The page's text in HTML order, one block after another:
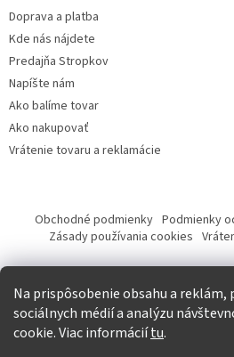
Na prispôsobenie obsahu a
sociálnych médií a analýzu
cookie. Viac informáciítu.
Doprava a platba
Kde nás nájdete
Predajňa Stropkov
Napíšte nám
Ako balíme tovar
Ako nakupovať
Vrátenie tovaru a reklamácie
Obchodné podmienky Podmienky
Zásady používania cookies
Tvorba eshopu a SEO